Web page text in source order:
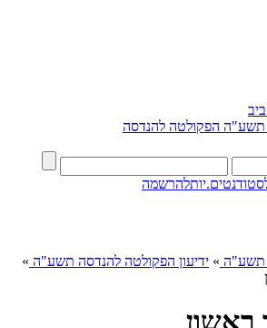
תשע"ה הפקולטה להנדסה
להרשמה
תשע"ה » ידיעון הפקולטה להנדסה תשע"ה »